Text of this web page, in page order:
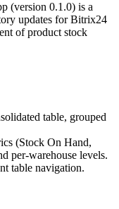
(version 0.1.0) is a
updates for Bitrix24
of product stock
table, grouped
(Stock On Hand,
per-warehouse levels.
table navigation.